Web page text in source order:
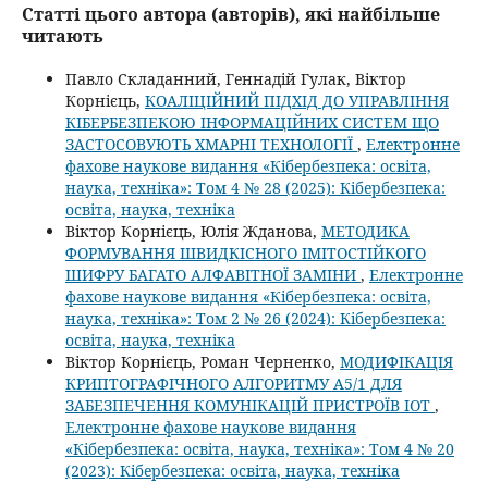
Статті цього автора (авторів), які найбільше
читають
Павло Складанний, Геннадій Гулак, Віктор
Корнієць, КОАЛІЦІЙНИЙ ПІДХІД ДО УПРАВЛІННЯ
КІБЕРБЕЗПЕКОЮ ІНФОРМАЦІЙНИХ СИСТЕМ ЩО
ЗАСТОСОВУЮТЬ ХМАРНІ ТЕХНОЛОГІЇ , Електронне
фахове наукове видання «Кібербезпека: освіта,
наука, техніка»: Том 4 № 28 (2025): Кібербезпека:
освіта, наука, техніка
Віктор Корнієць, Юлія Жданова, МЕТОДИКА
ФОРМУВАННЯ ШВИДКІСНОГО ІМІТОСТІЙКОГО
ШИФРУ БАГАТО АЛФАВІТНОЇ ЗАМІНИ , Електронне
фахове наукове видання «Кібербезпека: освіта,
наука, техніка»: Том 2 № 26 (2024): Кібербезпека:
освіта, наука, техніка
Віктор Корнієць, Роман Черненко, МОДИФІКАЦІЯ
КРИПТОГРАФІЧНОГО АЛГОРИТМУ А5/1 ДЛЯ
ЗАБЕЗПЕЧЕННЯ КОМУНІКАЦІЙ ПРИСТРОЇВ IOT ,
Електронне фахове наукове видання
«Кібербезпека: освіта, наука, техніка»: Том 4 № 20
(2023): Кібербезпека: освіта, наука, техніка